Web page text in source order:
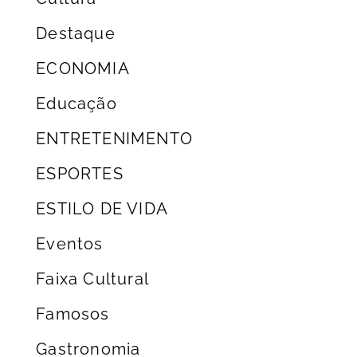
Destaque
ECONOMIA
Educação
ENTRETENIMENTO
ESPORTES
ESTILO DE VIDA
Eventos
Faixa Cultural
Famosos
Gastronomia